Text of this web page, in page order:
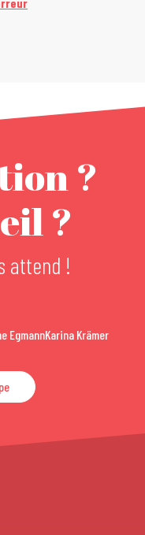
?
?
attend !
EgmannKarina Krämer